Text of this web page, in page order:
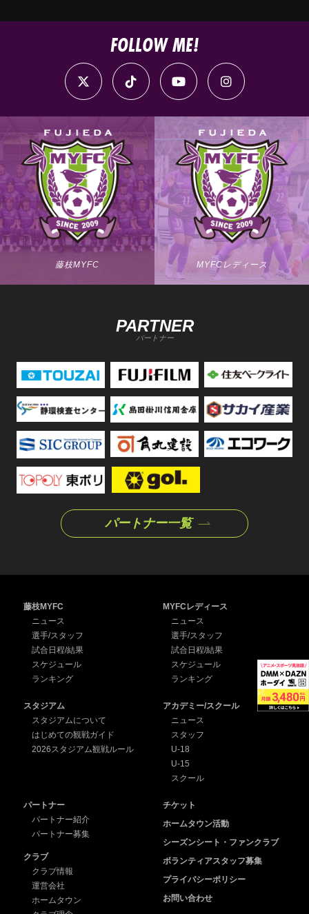
FOLLOW ME!
藤枝MYFC MYFCレディース
PARTNER
パートナー
パートナー一覧
藤枝MYFC
ニュース
選手/スタッフ
試合日程/結果
スケジュール
ランキング
MYFCレディース
ニュース
選手/スタッフ
試合日程/結果
スケジュール
ランキング
スタジアム
スタジアムについて
はじめての観戦ガイド
2026スタジアム観戦ルール
アカデミー/スクール
ニュース
スタッフ
U-18
U-15
スクール
パートナー
パートナー紹介
パートナー募集
クラブ
クラブ情報
運営会社
ホームタウン
チケット
ホームタウン活動
シーズンシート・ファンクラブ
ボランティアスタッフ募集
プライバシーポリシー
お問い合わせ